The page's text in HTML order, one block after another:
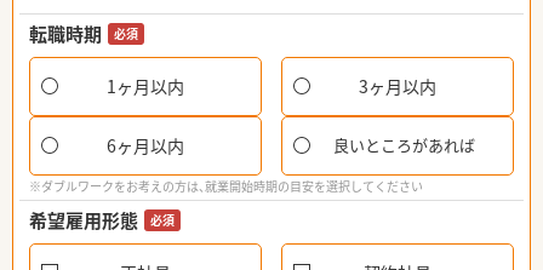
転職時期 必須
1ヶ月以内 3ヶ月以内
6ヶ月以内 良いところがあれば
※ダブルワークをお考えの方は、就業開始時期の目安を選択してください
希望雇用形態 必須